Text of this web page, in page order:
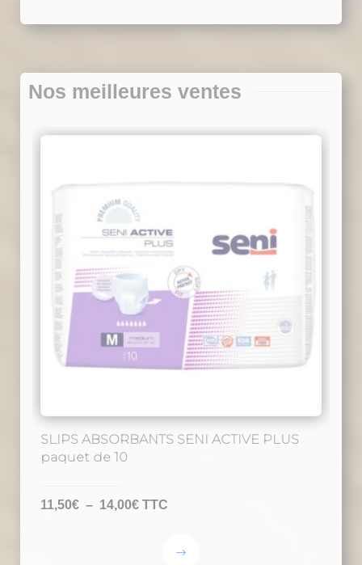
Nos meilleures ventes
SLIPS ABSORBANTS SENI ACTIVE PLUS
paquet de 10
11,50€ – 14,00€Plage
TTC
Ce